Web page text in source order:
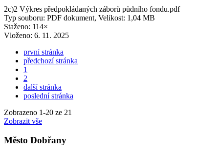
2c)2 Výkres předpokládaných záborů půdního fondu.pdf
Typ souboru: PDF dokument, Velikost: 1,04 MB
Staženo: 114×
Vloženo: 6. 11. 2025
první stránka
předchozí stránka
1
2
další stránka
poslední stránka
Zobrazeno 1-20 ze 21
Zobrazit vše
Město Dobřany